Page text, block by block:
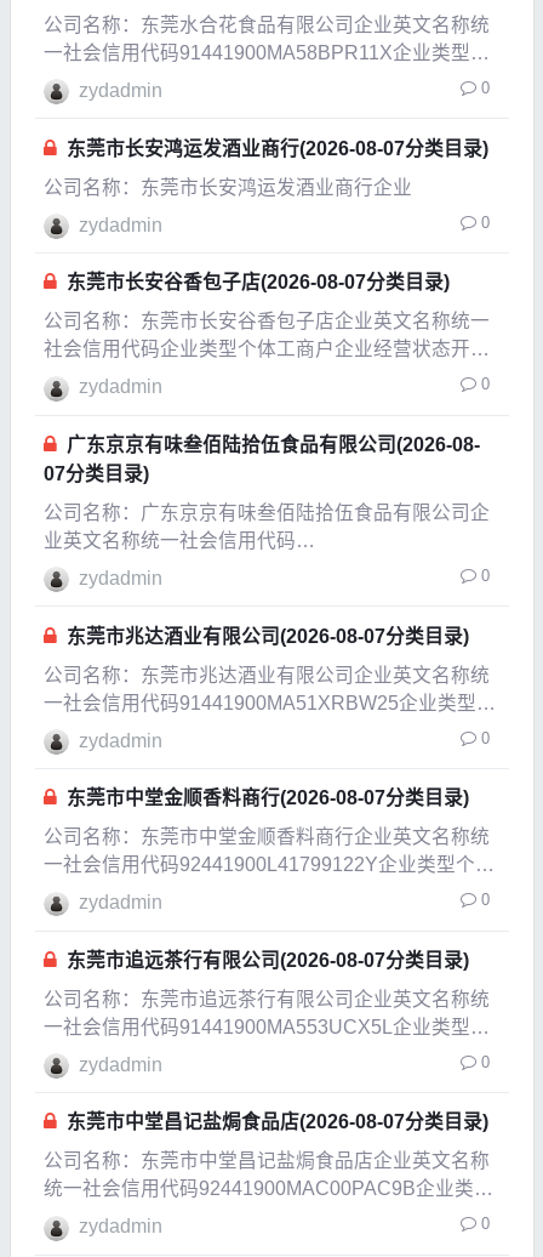
公司名称：东莞水合花食品有限公司企业英文名称统
一社会信用代码91441900MA58BPR11X企业类型有
限责任公司(自然人投资或控股)企业经营状态开业企
业成立日
zydadmin 0
东莞市长安鸿运发酒业商行(2026-08-07分类目录)
公司名称：东莞市长安鸿运发酒业商行企业
zydadmin
0
东莞市长安谷香包子店(2026-08-07分类目录)
公司名称：东莞市长安谷香包子店企业英文名称统一
社会信用代码企业类型个体工商户企业经营状态开业
企业成立日期2016-04-01成立日
zydadmin 0
广东京京有味叁佰陆拾伍食品有限公司(2026-08-
07分类目录)
公司名称：广东京京有味叁佰陆拾伍食品有限公司企
业英文名称统一社会信用代码
91441900MA7MFK9G4U企业类型有限责任公司(自
然人投资或控股)企业经营状态开业企业成立日期
2022-04-27
zydadmin 0
东莞市兆达酒业有限公司(2026-08-07分类目录)
公司名称：东莞市兆达酒业有限公司企业英文名称统
一社会信用代码91441900MA51XRBW25企业类型有
限责任公司(自然人投资或控股)企业经营状态注销企
业成立日期2018-07-02成立日期2020-07-21法定代表
人张江华注册资本10
zydadmin 0
东莞市中堂金顺香料商行(2026-08-07分类目录)
公司名称：东莞市中堂金顺香料商行企业英文名称统
一社会信用代码92441900L41799122Y企业类型个体
工商户企业经营状态开业企业成立日期2011-07-14成
立日期2022-08-04法定代表人周金芽注册
zydadmin 0
东莞市追远茶行有限公司(2026-08-07分类目录)
公司名称：东莞市追远茶行有限公司企业英文名称统
一社会信用代码91441900MA553UCX5L企业类型有
限责任公司(自然人投资或控股)企业经营状态开业企
业成立日期2020-08-06成立日期2021-10-29法定代表
人王长二注册资本10
zydadmin 0
东莞市中堂昌记盐焗食品店(2026-08-07分类目录)
公司名称：东莞市中堂昌记盐焗食品店企业英文名称
统一社会信用代码92441900MAC00PAC9B企业类型
个体工商户企业经营状态开业企业成立日期2022-10-
13成立日期2022-10-13法定代表人吴海丽注册资本1
zydadmin 0